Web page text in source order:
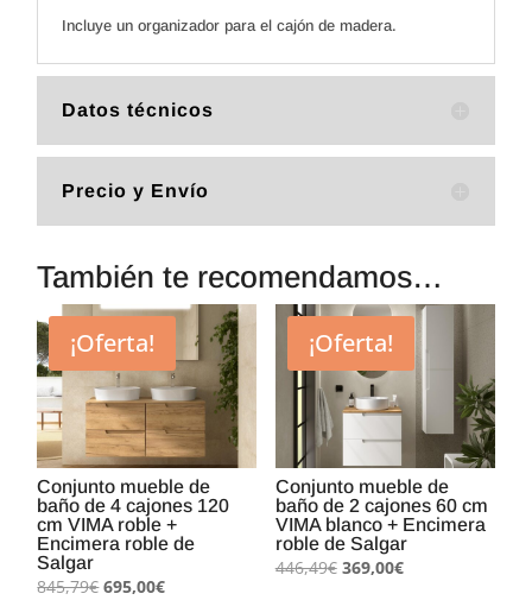
Incluye un organizador para el cajón de madera.
Datos técnicos
Precio y Envío
También te recomendamos…
¡Oferta!
Conjunto mueble de
baño de 4 cajones 120
cm VIMA roble +
Encimera roble de
Salgar
845,79€El
695,00€El
¡Oferta!
Conjunto mueble de
baño de 2 cajones 60 cm
VIMA blanco + Encimera
roble de Salgar
446,49€ El
369,00€El